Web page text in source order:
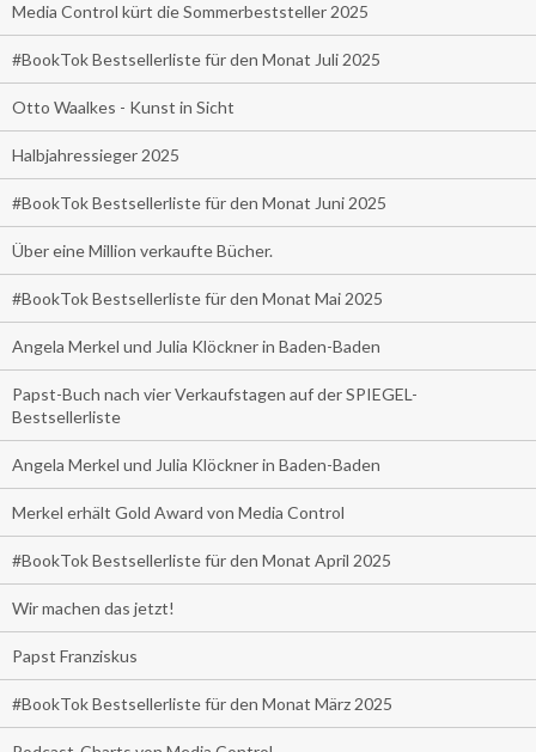
Media Control kürt die Sommerbeststeller 2025
#BookTok Bestsellerliste für den Monat Juli 2025
Otto Waalkes - Kunst in Sicht
Halbjahressieger 2025
#BookTok Bestsellerliste für den Monat Juni 2025
Über eine Million verkaufte Bücher.
#BookTok Bestsellerliste für den Monat Mai 2025
Angela Merkel und Julia Klöckner in Baden-Baden
Papst-Buch nach vier Verkaufstagen auf der SPIEGEL-
Bestsellerliste
Angela Merkel und Julia Klöckner in Baden-Baden
Merkel erhält Gold Award von Media Control
#BookTok Bestsellerliste für den Monat April 2025
Wir machen das jetzt!
Papst Franziskus
#BookTok Bestsellerliste für den Monat März 2025